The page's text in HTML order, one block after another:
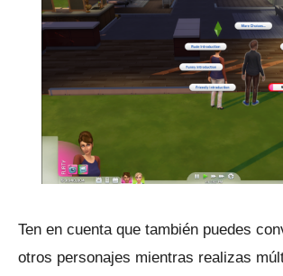
Ten en cuenta que también puedes
otros personajes mientras realizas